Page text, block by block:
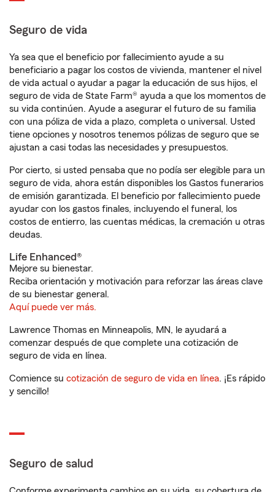
Seguro de vida
Ya sea que el beneficio por fallecimiento ayude a su
beneficiario a pagar los costos de vivienda, mantener el nivel
de vida actual o ayudar a pagar la educación de sus hijos, el
seguro de vida de State Farm® ayuda a que los momentos de
su vida continúen. Ayude a asegurar el futuro de su familia
con una póliza de vida a plazo, completa o universal. Usted
tiene opciones y nosotros tenemos pólizas de seguro que se
ajustan a casi todas las necesidades y presupuestos.
Por cierto, si usted pensaba que no podía ser elegible para un
seguro de vida, ahora están disponibles los Gastos funerarios
de emisión garantizada. El beneficio por fallecimiento puede
ayudar con los gastos finales, incluyendo el funeral, los
costos de entierro, las cuentas médicas, la cremación u otras
deudas.
Life Enhanced®
Mejore su bienestar.
Reciba orientación y motivación para reforzar las áreas clave
de su bienestar general.
Aquí puede ver más.
Lawrence Thomas en Minneapolis, MN, le ayudará a
comenzar después de que complete una cotización de
seguro de vida en línea.
Comience su cotización de seguro de vida en línea. ¡Es rápido
y sencillo!
Seguro de salud